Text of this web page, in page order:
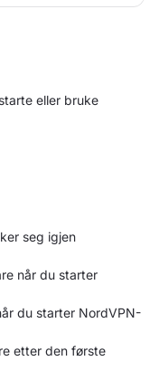
eller bruke
seg igjen
når du starter
du starter NordVPN-
etter den første